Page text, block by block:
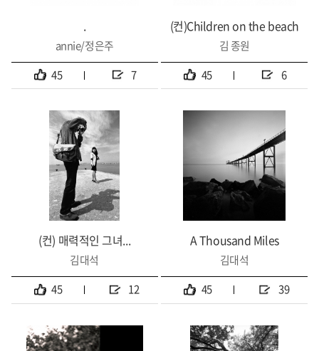
.
annie/정은주
45
7
(컨)Children on the beach
김 종원
45
6
(컨) 매력적인 그녀...
김대석
45
12
A Thousand Miles
김대석
45
39